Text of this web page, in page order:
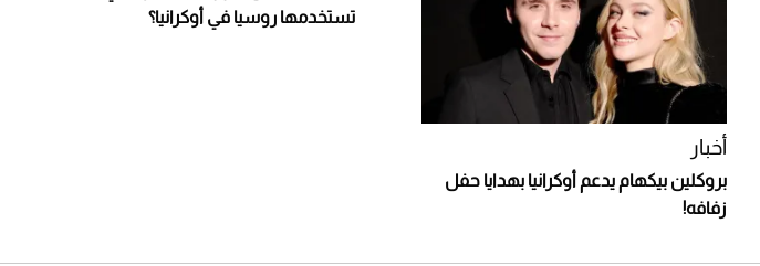
أخبار
بروكلين بيكهام يدعم أوكرانيا بهدايا حفل
زفافه!
تستخدمها روسيا في أوكرانيا؟